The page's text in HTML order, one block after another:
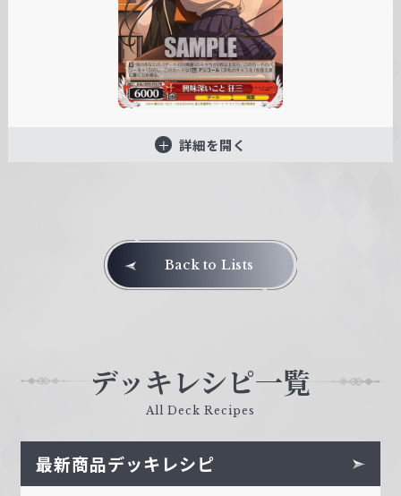
詳細を開く
Back to Lists
デッキレシピ一覧
All Deck Recipes
最新商品デッキレシピ